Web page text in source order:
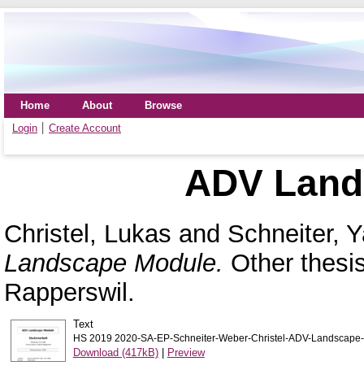
Home About
Browse
Login
Create Account
ADV
Christel, Lukas and Schneiter,
Landscape Module. Other
Rapperswil.
Text
HS 2019 2020-SA-EP-Schneiter-Weber-Christel-ADV-
Download (417kB)| Preview